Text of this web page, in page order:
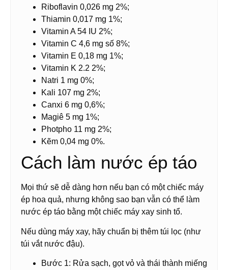
Riboflavin 0,026 mg 2%;
Thiamin 0,017 mg 1%;
Vitamin A 54 IU 2%;
Vitamin C 4,6 mg số 8%;
Vitamin E 0,18 mg 1%;
Vitamin K 2.2 2%;
Natri 1 mg 0%;
Kali 107 mg 2%;
Canxi 6 mg 0,6%;
Magiê 5 mg 1%;
Photpho 11 mg 2%;
Kẽm 0,04 mg 0%.
Cách làm nước ép táo
Mọi thứ sẽ dễ dàng hơn nếu bạn có một chiếc máy
ép hoa quả, nhưng không sao bạn vẫn có thể làm
nước ép táo bằng một chiếc máy xay sinh tổ.
Nếu dùng máy xay, hãy chuẩn bị thêm túi lọc (như
túi vắt nước đậu).
Bước 1: Rửa sạch, gọt vỏ và thái thành miếng